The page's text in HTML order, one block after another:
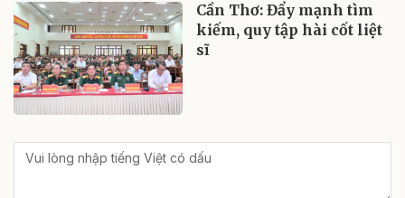
Cần Thơ: Đẩy mạnh tìm
kiếm, quy tập hài cốt liệt
sĩ